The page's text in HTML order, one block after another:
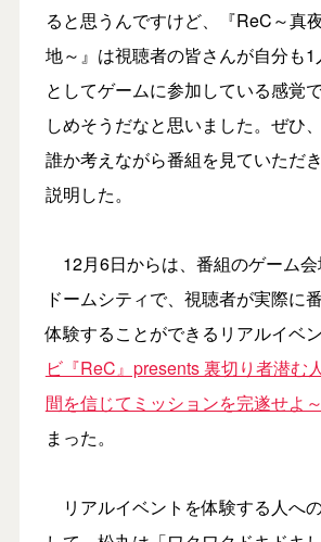
ると思うんですけど、『ReC～真
地～』は視聴者の皆さんが自分も
としてゲームに参加している感覚
しめそうだなと思いました。ぜひ
誰か考えながら番組を見ていただ
説明した。
12月6日からは、番組のゲーム
ドームシティで、視聴者が実際に
体験することができるリアルイベ
ビ『ReC』presents 裏切り者潜む
間を信じてミッションを完遂せよ～
まった。
リアルイベントを体験する人へ